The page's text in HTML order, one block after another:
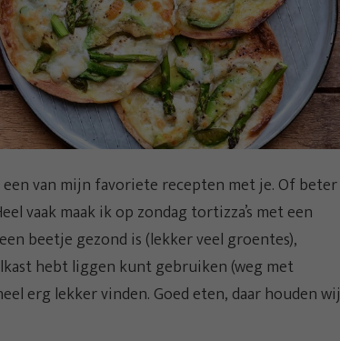
een van mijn favoriete recepten met je. Of beter
vaak maak ik op zondag tortizza’s met een
beetje gezond is (lekker veel groentes),
hebt liggen kunt gebruiken (weg met
erg lekker vinden. Goed eten, daar houden wij